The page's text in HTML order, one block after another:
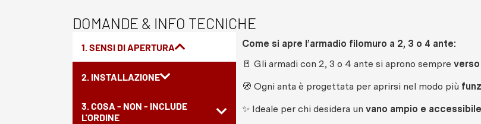
DOMANDE & INFO TECNICHE
1. SENSI DI APERTURA
2. INSTALLAZIONE
3. COSA - NON - INCLUDE
L'ORDINE
Come si apre l’armadio filomuro a 2, 3 o 4 ante:
🚪 Gli armadi con 2, 3 o 4 ante si aprono sempre verso
🧭 Ogni anta è progettata per aprirsi nel modo più
✨ Ideale per chi desidera un vano ampio e accessibile